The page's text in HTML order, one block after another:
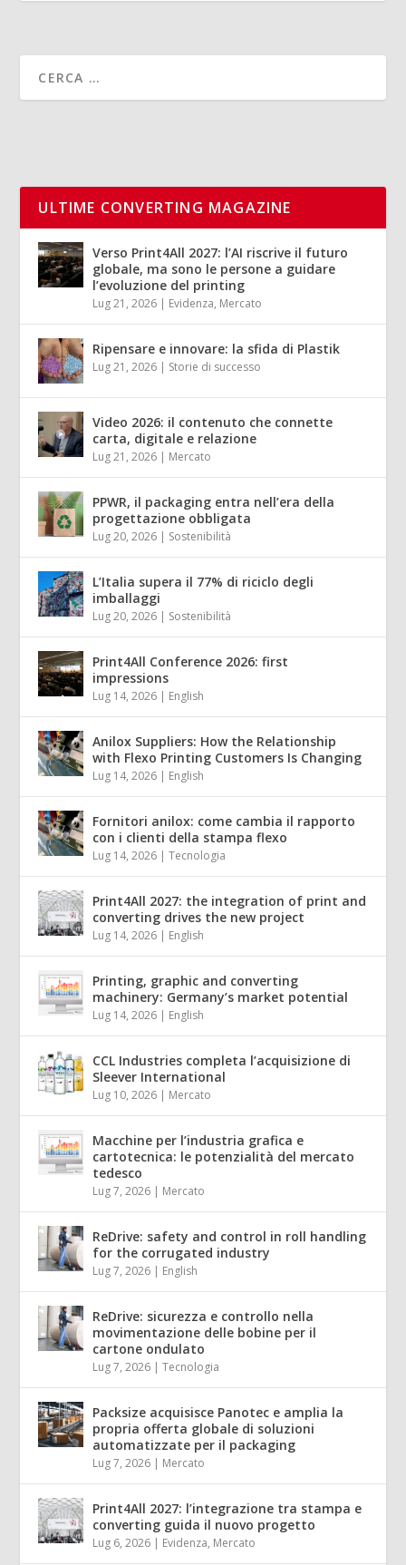
ULTIME CONVERTING MAGAZINE
Verso Print4All 2027: l’AI riscrive il futuro
globale, ma sono le persone a guidare
l’evoluzione del printing
Lug 21, 2026 | Evidenza, Mercato
Ripensare e innovare: la sfida di Plastik
Lug 21, 2026 | Storie di successo
Video 2026: il contenuto che connette
carta, digitale e relazione
Lug 21, 2026 | Mercato
PPWR, il packaging entra nell’era della
progettazione obbligata
Lug 20, 2026 | Sostenibilità
L’Italia supera il 77% di riciclo degli
imballaggi
Lug 20, 2026 | Sostenibilità
Print4All Conference 2026: first
impressions
Lug 14, 2026 | English
Anilox Suppliers: How the Relationship
with Flexo Printing Customers Is Changing
Lug 14, 2026 | English
Fornitori anilox: come cambia il rapporto
con i clienti della stampa flexo
Lug 14, 2026 |Tecnologia
Print4All 2027: the integration of print and
converting drives the new project
Lug 14, 2026 | English
Printing, graphic and converting
machinery: Germany’s market potential
Lug 14, 2026 | English
CCL Industries completa l’acquisizione di
Sleever International
Lug 10, 2026 | Mercato
Macchine per l’industria grafica e
cartotecnica: le potenzialità del mercato
tedesco
Lug 7, 2026 | Mercato
ReDrive: safety and control in roll handling
for the corrugated industry
Lug 7, 2026 | English
ReDrive: sicurezza e controllo nella
movimentazione delle bobine per il
cartone ondulato
Lug 7, 2026 |Tecnologia
Packsize acquisisce Panotec e amplia la
propria offerta globale di soluzioni
automatizzate per il packaging
Lug 7, 2026 | Mercato
Print4All 2027: l’integrazione tra stampa e
converting guida il nuovo progetto
Lug 6, 2026 | Evidenza, Mercato